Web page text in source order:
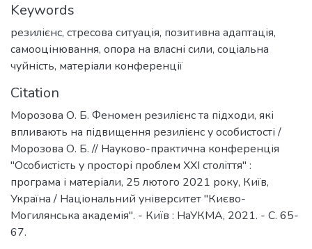
Keywords
резилієнс, стресова ситуація, позитивна адаптація,
самооцінювання, опора на власні сили, соціальна
чуйність, матеріали конференції
Citation
Морозова О. Б. Феномен резилієнс та підходи, які
впливають на підвищення резилієнс у особистості /
Морозова О. Б. // Науково-практична конференція
"Особистість у просторі проблем ХХІ століття" :
програма і матеріали, 25 лютого 2021 року, Київ,
Україна / Національний університет "Києво-
Могилянська академія". - Київ : НаУКМА, 2021. - С. 65-
67.